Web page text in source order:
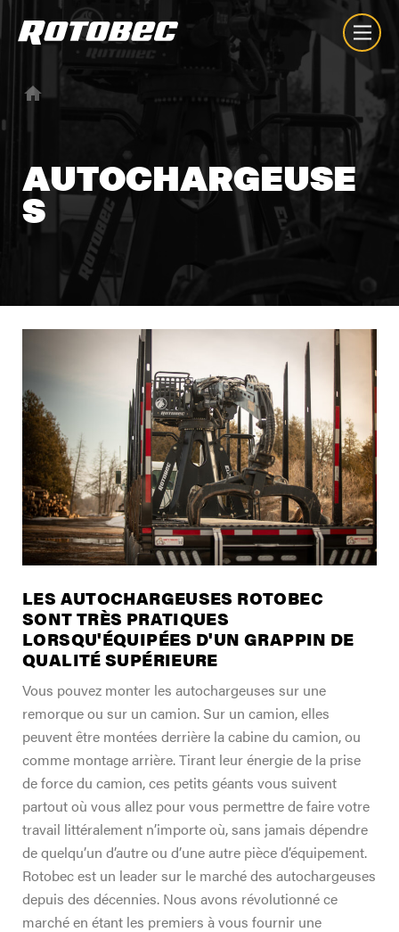
TROUVER UN DISTRIBUTEUR
À propos
Blogue
Carrières
Support
Contactez-nous
AUTOCHARGEUSE
S
LES AUTOCHARGEUSES ROTOBEC
SONT TRÈS PRATIQUES
LORSQU'ÉQUIPÉES D'UN GRAPPIN DE
QUALITÉ SUPÉRIEURE
Vous pouvez monter les autochargeuses sur une
remorque ou sur un camion. Sur un camion, elles
peuvent être montées derrière la cabine du camion, ou
comme montage arrière. Tirant leur énergie de la prise
de force du camion, ces petits géants vous suivent
partout où vous allez pour vous permettre de faire votre
travail littéralement n’importe où, sans jamais dépendre
de quelqu’un d’autre ou d’une autre pièce d’équipement.
Rotobec est un leader sur le marché des autochargeuses
depuis des décennies. Nous avons révolutionné ce
marché en étant les premiers à vous fournir une